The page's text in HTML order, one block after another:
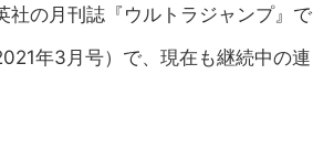
社の月刊誌『ウルトラジャンプ』で
年3月号）で、現在も継続中の連